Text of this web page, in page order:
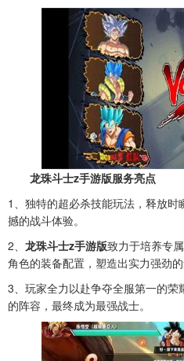
龙珠斗士z手游版服务亮点
1、独特的超必杀技能玩法，释放
撼的战斗体验。
2、 龙珠斗士z手游版致力于培养专
角色的装备配置，塑造出实力强劲的
3、玩家全力以赴争夺全服第一的
的阵容，最终成为最强战士。